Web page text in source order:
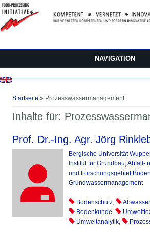
Direkt zum Inhalt
NAVIGATION
Startseite » Prozesswassermanagement
Inhalte für:
Prof. Dr.-Ing. Agr. Jörg
Bergische Universität
Institut für Grundbau, Abfall-
und Forschungsgebiet
Grundwassermanagement
Bodenschutz, Abwasser
Bodenkunde,
Umweltanalytik,